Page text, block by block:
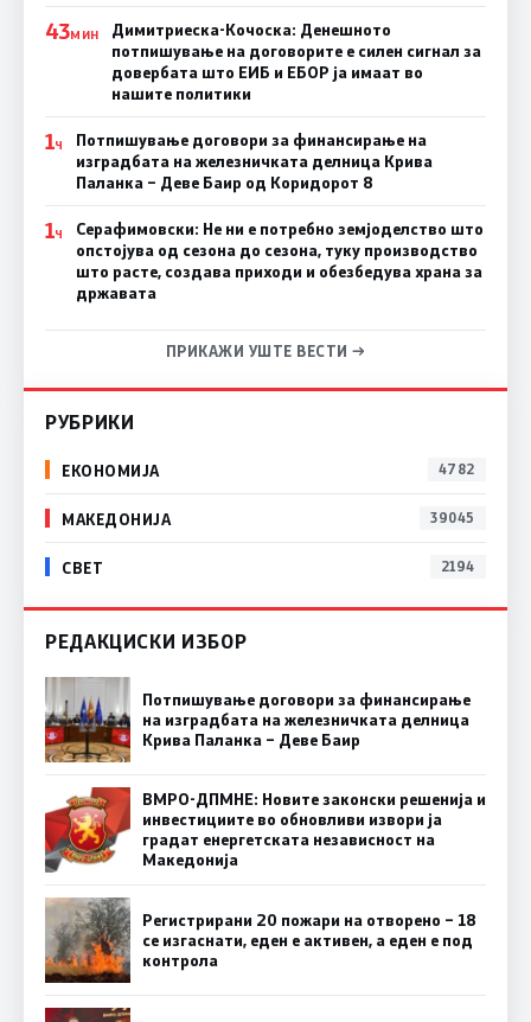
43МИН
Димитриеска-Кочоска: Денешното
потпишување на договорите е силен сигнал за
довербата што ЕИБ и ЕБОР ја имаат во
нашите политики
1Ч
Потпишување договори за финансирање на
изградбата на железничката делница Крива
Паланка – Деве Баир од Коридорот 8
1Ч
Серафимовски: Не ни е потребно земјоделство што
опстојува од сезона до сезона, туку производство
што расте, создава приходи и обезбедува храна за
државата
ПРИКАЖИ УШТЕ ВЕСТИ →
РУБРИКИ
ЕКОНОМИЈА 4782
МАКЕДОНИЈА 39045
СВЕТ 2194
РЕДАКЦИСКИ ИЗБОР
Потпишување договори за финансирање
на изградбата на железничката делница
Крива Паланка – Деве Баир
ВМРО-ДПМНЕ: Новите законски решенија и
инвестициите во обновливи извори ја
градат енергетската независност на
Македонија
Регистрирани 20 пожари на отворено – 18
се изгаснати, еден е активен, а еден е под
контрола